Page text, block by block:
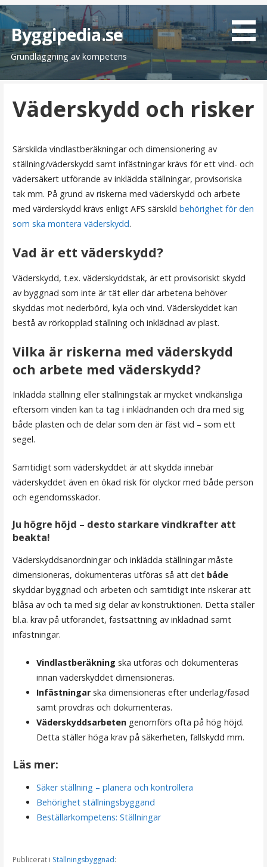
H
o
p
p
Byggipedia.se
Grundläggning av kompetens
Väderskydd och risker
Särskilda vindlastberäkningar och dimensionering av
ställning/väderskydd samt infästningar krävs för ett vind- och
vädersäkert utförande av inklädda ställningar, provisoriska
tak mm. På grund av riskerna med väderskydd och arbete
med värderskydd krävs enligt AFS särskild behörighet för den
som ska montera väderskydd.
Vad är ett väderskydd?
Väderskydd, t.ex. väderskyddstak, är ett provisoriskt skydd
av byggnad som inte är tät eller där arbetena behöver
skyddas mot nederbörd, kyla och vind. Väderskyddet kan
bestå av rörkopplad ställning och inklädnad av plast.
Vilka är riskerna med väderskydd
och arbete med väderskydd?
Inklädda ställning eller ställningstak är mycket vindkänsliga
eftersom vinden kan ta tag i inklädnanden och dra med sig
både plasten och de delar som den är fäst vid – som ett
segel.
Samtidigt som väderskyddet är att skydda innebär
väderskyddet även en ökad risk för olyckor med både person
och egendomsskador.
Ju högre höjd – desto starkare vindkrafter att
beakta!
Väderskyddsanordningar och inklädda ställningar måste
dimensioneras, dokumenteras utföras så att det både
skyddar byggnad och arbeten och samtidigt inte riskerar att
blåsa av och ta med sig delar av konstruktionen. Detta ställer
bl.a. krav på utförandet, fastsättning av inklädnad samt
infästningar.
Vindlastberäkning ska utföras och dokumenteras
innan väderskyddet dimensioneras.
Infästningarska dimensioneras efter underlag/fasad
samt provdras och dokumenteras.
Väderskyddsarbetengenomförs ofta på hög höjd.
Detta ställer höga krav på säkerheten, fallskydd mm.
Läs mer:
Säker ställning – planera och kontrollera
Behörighet ställningsbyggand
Beställarkompetens: Ställningar
Publicerat i Ställningsbyggnad: